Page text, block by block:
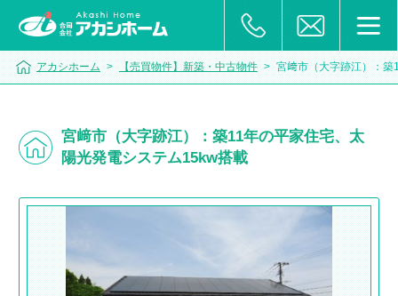
アカシホーム > 【売買物件】新築・中古物件 > 宮﨑市（大字跡江）：
宮﨑市（大字跡江）：築11年の平家住宅、太
陽光発電システム15kw搭載